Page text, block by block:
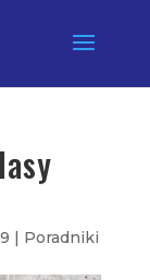
| Poradniki